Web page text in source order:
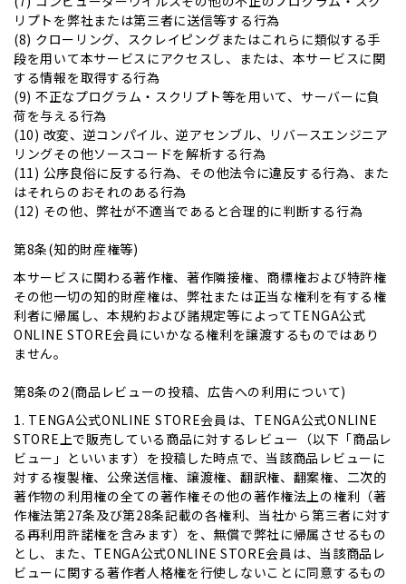
リプトを弊社または第三者に送信等する行為
(8) クローリング、スクレイピングまたはこれらに類似する手
段を用いて本サービスにアクセスし、または、本サービスに関
する情報を取得する行為
(9) 不正なプログラム・スクリプト等を用いて、サーバーに負
荷を与える行為
(10) 改変、逆コンパイル、逆アセンブル、リバースエンジニア
リングその他ソースコードを解析する行為
(11) 公序良俗に反する行為、その他法令に違反する行為、また
はそれらのおそれのある行為
(12) その他、弊社が不適当であると合理的に判断する行為
第8条(知的財産権等)
本サービスに関わる著作権、著作隣接権、商標権および特許権
その他一切の知的財産権は、弊社または正当な権利を有する権
利者に帰属し、本規約および諸規定等によってTENGA公式
ONLINE STORE会員にいかなる権利を譲渡するものではあり
ません。
第8条の2(商品レビューの投稿、広告への利用について)
1. TENGA公式ONLINE STORE会員は、TENGA公式ONLINE
STORE上で販売している商品に対するレビュー（以下「商品レ
ビュー」といいます）を投稿した時点で、当該商品レビューに
対する複製権、公衆送信権、譲渡権、翻訳権、翻案権、二次的
著作物の利用権の全ての著作権その他の著作権法上の権利（著
作権法第27条及び第28条記載の各権利、当社から第三者に対す
る再利用許諾権を含みます）を、無償で弊社に帰属させるもの
とし、また、TENGA公式ONLINE STORE会員は、当該商品レ
ビューに関する著作者人格権を行使しないことに同意するもの